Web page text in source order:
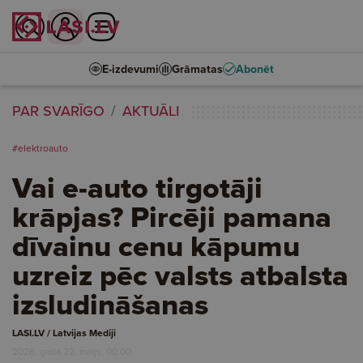
E-izdevumi Grāmatas Abonēt
PAR SVARĪGO AKTUĀLI
#elektroauto
Vai e-auto tirgotāji
krāpjas? Pircēji pamana
dīvainu cenu kāpumu
uzreiz pēc valsts atbalsta
izsludināšanas
LASI.LV / Latvijas Mediji
2026. gada 22. maijs, 00:00